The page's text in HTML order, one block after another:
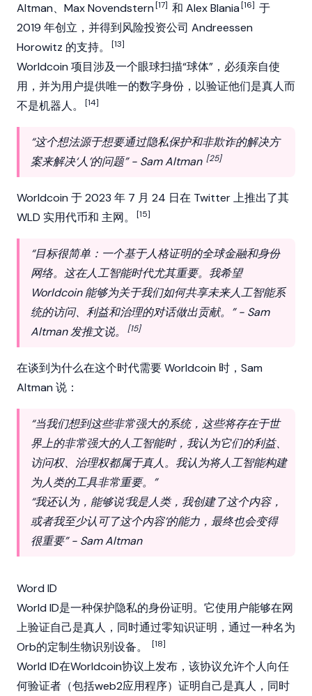
Altman、Max Novendstern[17] 和 Alex Blania[16] 于
2019 年创立，并得到风险投资公司 Andreessen
Horowitz 的支持。 [13]
Worldcoin 项目涉及一个眼球扫描“球体”，必须亲自使
用，并为用户提供唯一的数字身份，以验证他们是真人而
不是机器人。
[14]
“这个想法源于想要通过隐私保护和非欺诈的解决方
案来解决‘人’的问题” - Sam Altman [25]
Worldcoin 于 2023 年 7 月 24 日在 Twitter 上推出了其
WLD 实用代币和 主网。 [15]
“目标很简单：一个基于人格证明的全球金融和身份
网络。这在人工智能时代尤其重要。我希望
Worldcoin 能够为关于我们如何共享未来人工智能系
统的访问、利益和治理的对话做出贡献。” - Sam
Altman 发推文说。
[15]
在谈到为什么在这个时代需要Worldcoin 时，Sam
Altman 说：
“当我们想到这些非常强大的系统，这些将存在于世
界上的非常强大的人工智能时，我认为它们的利益、
访问权、治理权都属于真人。我认为将人工智能构建
为人类的工具非常重要。”
“我还认为，能够说‘我是人类，我创建了这个内容，
或者我至少认可了这个内容’的能力，最终也会变得
很重要” - Sam Altman
Word lD
World ID是一种保护隐私的身份证明。它使用户能够在网
上验证自己是真人，同时通过零知识证明，通过一种名为
Orb的定制生物识别设备。
[18]
World ID在Worldcoin协议上发布，该协议允许个人向任
何验证者（包括web2应用程序）证明自己是真人，同时